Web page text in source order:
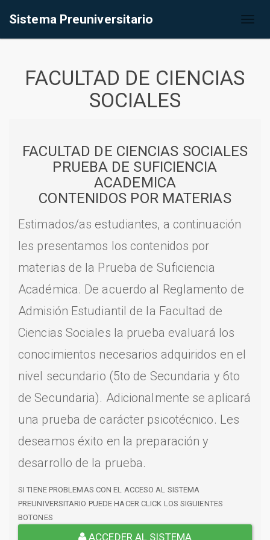
Sistema Preuniversitario
FACULTAD DE CIENCIAS
SOCIALES
FACULTAD DE CIENCIAS SOCIALES
PRUEBA DE SUFICIENCIA
ACADEMICA
CONTENIDOS POR MATERIAS
Estimados/as estudiantes, a continuación
les presentamos los contenidos por
materias de la Prueba de Suficiencia
Académica. De acuerdo al Reglamento de
Admisión Estudiantil de la Facultad de
Ciencias Sociales la prueba evaluará los
conocimientos necesarios adquiridos en el
nivel secundario (5to de Secundaria y 6to
de Secundaria). Adicionalmente se aplicará
una prueba de carácter psicotécnico. Les
deseamos éxito en la preparación y
desarrollo de la prueba.
SI TIENE PROBLEMAS CON EL ACCESO AL SISTEMA
PREUNIVERSITARIO PUEDE HACER CLICK LOS SIGUIENTES
BOTONES
ACCEDER AL SISTEMA